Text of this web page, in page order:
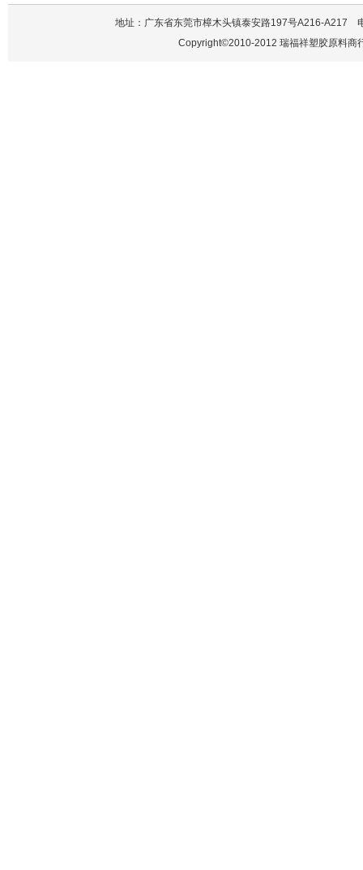
地址：广东省东莞市樟木头镇泰安路197号A216-
Copyright©2010-2012 瑞福祥塑胶原料